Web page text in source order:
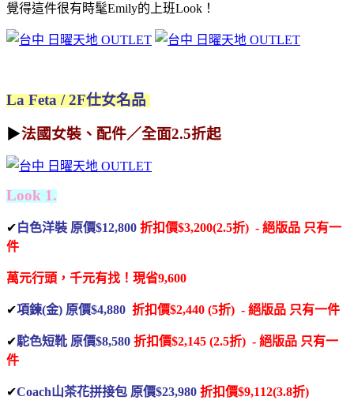
覺得這件很有時髦Emily的上班Look！
La Feta / 2F仕女名品
▶法國女裝、配件／全面2.5折起
Look 1.
✔白色洋裝 原價$12,800 折扣價$3,200(2.5折) - 絕版品 只有一
件
萬元行頭，千元有找！ 現省9,600
✔項鍊(金) 原價$4,880 折扣價$2,440 (5折) - 絕版品 只有一件
✔駝色短靴 原價$8,580 折扣價$2,145 (2.5折) - 絕版品 只有一
件
✔Coach山茶花拼接包 原價$23,980 折扣價$9,112(3.8折)